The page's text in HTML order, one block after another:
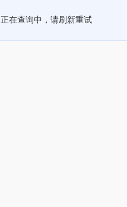
正在查询中，请刷新重试